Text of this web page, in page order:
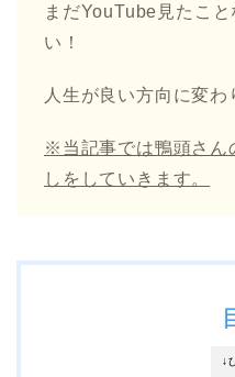
まだYouTube見たこ
い！
人生が良い方向に変わ
※当記事では鴨頭さん
しをしていきます。
↓